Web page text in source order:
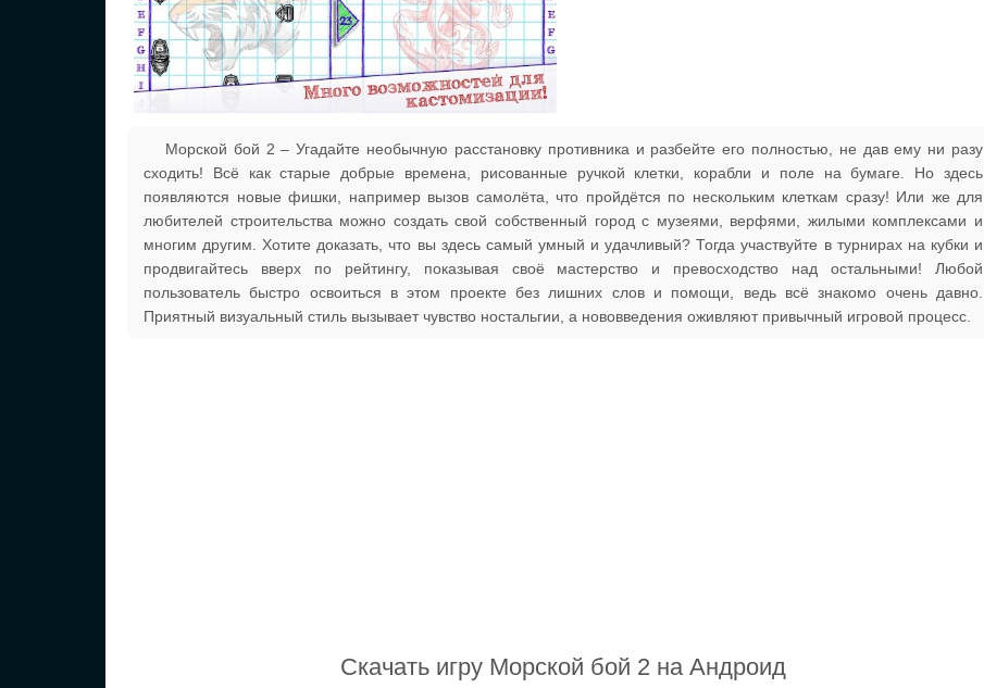
Морской бой 2 – Угадайте необычную расстановку противника и разбейте его полностью, не дав ему ни разу
сходить! Всё как старые добрые времена, рисованные ручкой клетки, корабли и поле на бумаге. Но здесь
появляются новые фишки, например вызов самолёта, что пройдётся по нескольким клеткам сразу! Или же для
любителей строительства можно создать свой собственный город с музеями, верфями, жилыми комплексами и
многим другим. Хотите доказать, что вы здесь самый умный и удачливый? Тогда участвуйте в турнирах на кубки и
продвигайтесь вверх по рейтингу, показывая своё мастерство и превосходство над остальными! Любой
пользователь быстро освоиться в этом проекте без лишних слов и помощи, ведь всё знакомо очень давно.
Приятный визуальный стиль вызывает чувство ностальгии, а нововведения оживляют привычный игровой процесс.
Скачать игру Морской бой 2 на Андроид